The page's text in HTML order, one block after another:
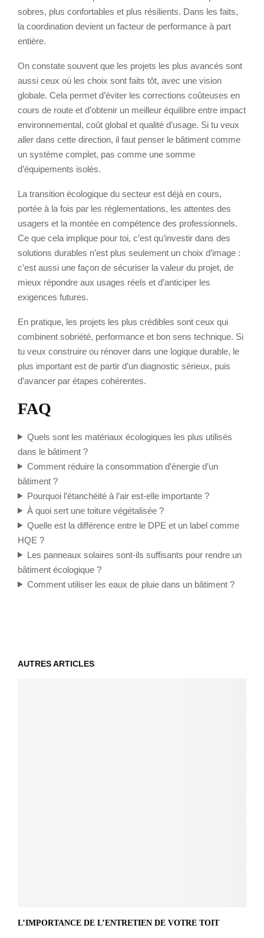
sobres, plus confortables et plus résilients. Dans les faits,
la coordination devient un facteur de performance à part
entière.
On constate souvent que les projets les plus avancés sont
aussi ceux où les choix sont faits tôt, avec une vision
globale. Cela permet d’éviter les corrections coûteuses en
cours de route et d’obtenir un meilleur équilibre entre impact
environnemental, coût global et qualité d’usage. Si tu veux
aller dans cette direction, il faut penser le bâtiment comme
un système complet, pas comme une somme
d’équipements isolés.
La transition écologique du secteur est déjà en cours,
portée à la fois par les réglementations, les attentes des
usagers et la montée en compétence des professionnels.
Ce que cela implique pour toi, c’est qu’investir dans des
solutions durables n’est plus seulement un choix d’image :
c’est aussi une façon de sécuriser la valeur du projet, de
mieux répondre aux usages réels et d’anticiper les
exigences futures.
En pratique, les projets les plus crédibles sont ceux qui
combinent sobriété, performance et bon sens technique. Si
tu veux construire ou rénover dans une logique durable, le
plus important est de partir d’un diagnostic sérieux, puis
d’avancer par étapes cohérentes.
FAQ
Quels sont les matériaux écologiques les plus utilisés
dans le bâtiment ?
Comment réduire la consommation d’énergie d’un
bâtiment ?
Pourquoi l’étanchéité à l’air est-elle importante ?
À quoi sert une toiture végétalisée ?
Quelle est la différence entre le DPE et un label comme
HQE ?
Les panneaux solaires sont-ils suffisants pour rendre un
bâtiment écologique ?
Comment utiliser les eaux de pluie dans un bâtiment ?
AUTRES ARTICLES
L’IMPORTANCE DE L’ENTRETIEN DE VOTRE TOIT